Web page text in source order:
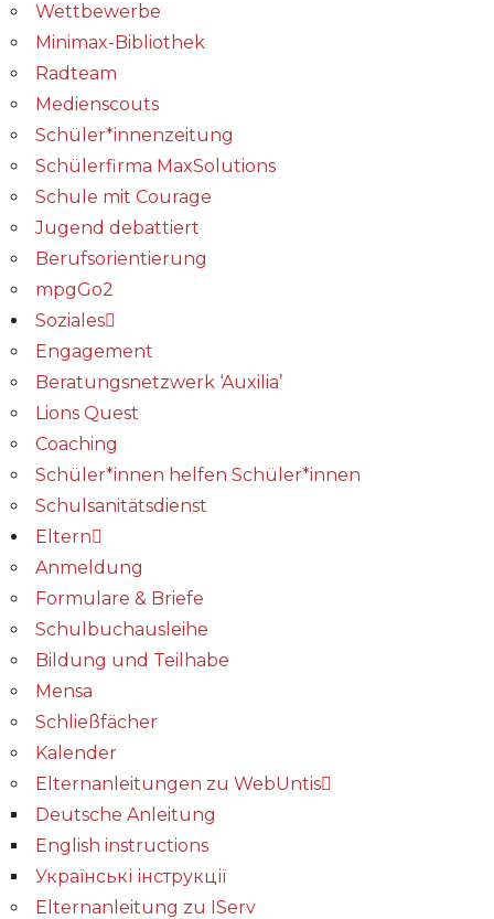
Wettbewerbe
Minimax-Bibliothek​
Radteam
Medienscouts
Schüler*innenzeitung
Schülerfirma MaxSolutions
Schule mit Courage
Jugend debattiert
Berufsorientierung
mpgGo2
Soziales
Engagement
Beratungsnetzwerk ‘Auxilia’
Lions Quest
Coaching
Schüler*innen helfen Schüler*innen
Schulsanitätsdienst
Eltern
Anmeldung
Formulare & Briefe
Schulbuchausleihe
Bildung und Teilhabe
Mensa
Schließfächer
Kalender
Elternanleitungen zu WebUntis
Deutsche Anleitung
English instructions
Українські інструкції
Elternanleitung zu IServ